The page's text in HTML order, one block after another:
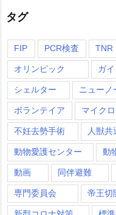
タグ
FIP PCR検査 TNR
オリンピック ガ
シェルター ニューノ
ボランテイア マイク
不妊去勢手術 人獣共
動物愛護センター 動
動画 同伴避難
専門委員会 帝王切